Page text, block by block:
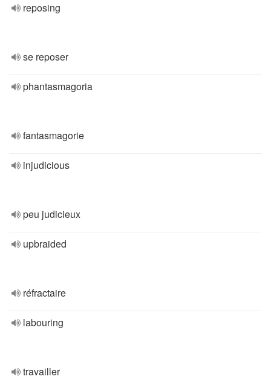
reposing
se reposer
phantasmagoria
fantasmagorie
injudicious
peu judicieux
upbraided
réfractaire
labouring
travailler